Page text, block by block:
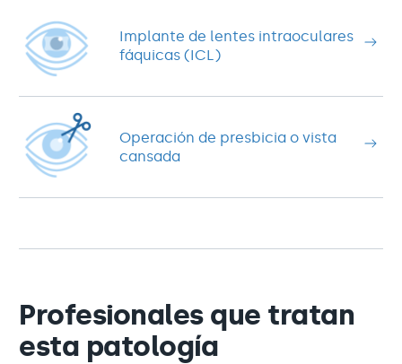
Implante de lentes intraoculares
fáquicas (ICL)
Operación de presbicia o vista
cansada
Profesionales que tratan
esta patología